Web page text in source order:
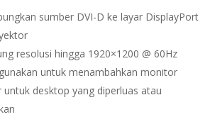
sumber DVI-D ke layar DisplayPort
resolusi hingga 1920×1200 @ 60Hz
untuk menambahkan monitor
untuk desktop yang diperluas atau